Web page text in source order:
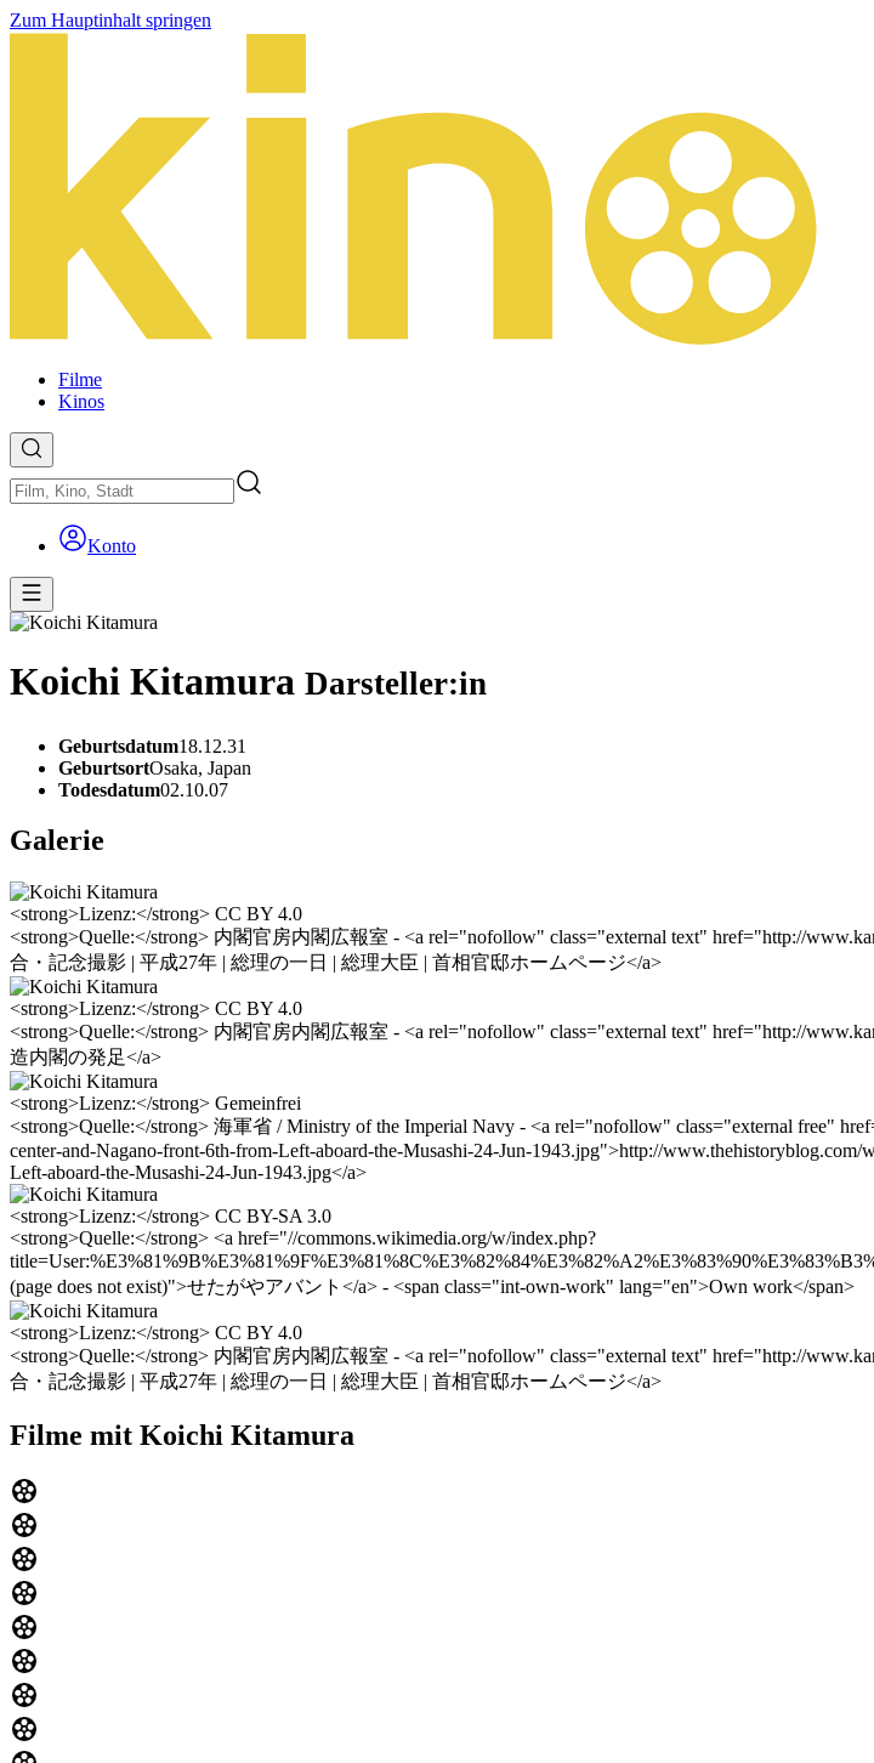
Zum Hauptinhalt springen
Filme
Kinos
Konto
Koichi Kitamura Darsteller:in
Geburtsdatum18.12.31
GeburtsortOsaka, Japan
Todesdatum02.10.07
Galerie
<strong>Lizenz:</strong> CC BY 4.0
<strong>Quelle:</strong> 内閣官房内閣広報室 - <a rel="nofollow" class="external text" href="http://
合・記念撮影 | 平成27年 | 総理の一日 | 総理大臣 | 首相官邸ホームページ</a>
<strong>Lizenz:</strong> CC BY 4.0
<strong>Quelle:</strong> 内閣官房内閣広報室 - <a rel="nofollow" class="external text" href="http://
造内閣の発足</a>
<strong>Lizenz:</strong> Gemeinfrei
<strong>Quelle:</strong> 海軍省 / Ministry of the Imperial Navy - <a rel="nofollow" class="external free"
center-and-Nagano-front-6th-from-Left-aboard-the-Musashi-24-Jun-1943.jpg">http://
Left-aboard-the-Musashi-24-Jun-1943.jpg</a>
<strong>Lizenz:</strong> CC BY-SA 3.0
<strong>Quelle:</strong> <a href="//commons.wikimedia.org/w/index.php?
(page does not exist)">せたがやアバント</a> - <span class="int-own-work" lang="en">Own work</span>
<strong>Lizenz:</strong> CC BY 4.0
<strong>Quelle:</strong> 内閣官房内閣広報室 - <a rel="nofollow" class="external text" href="http://
合・記念撮影 | 平成27年 | 総理の一日 | 総理大臣 | 首相官邸ホームページ</a>
Filme mit Koichi Kitamura